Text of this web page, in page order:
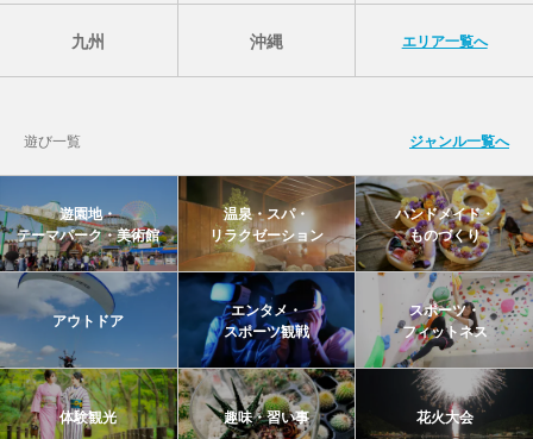
九州 沖縄 エリア一覧へ
遊び一覧 ジャンル一覧へ
遊園地・
テーマパーク・美術館
温泉・スパ・
リラクゼーション
ハンドメイド・
ものづくり
アウトドア
エンタメ・
スポーツ観戦
スポーツ・
フィットネス
体験観光 趣味・習い事 花火大会